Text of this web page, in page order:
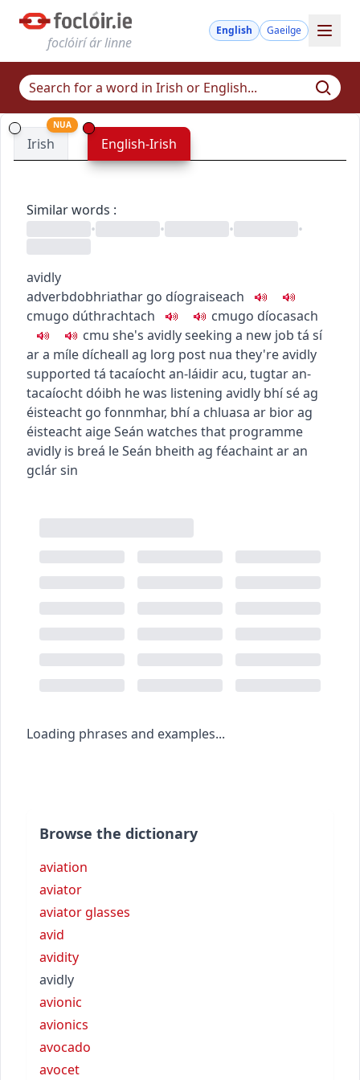
foclóirí ár linne
English Gaeilge
Irish
NUA
English-Irish
Similar words :
•
• • •
avidly
adverbdobhriathar go díograiseach
cmugo dúthrachtach cmugo díocasach
cmu she's avidly seeking a new job tá sí
ar a míle dícheall ag lorg post nua they're avidly
supported tá tacaíocht an-láidir acu, tugtar an-
tacaíocht dóibh he was listening avidly bhí sé ag
éisteacht go fonnmhar, bhí a chluasa ar bior ag
éisteacht aigeSeán watches that programme
avidly is breá le Seán bheith ag féachaint ar an
gclár sin
Loading phrases and examples...
Browse the dictionary
aviation
aviator
aviator glasses
avid
avidity
avidly
avionic
avionics
avocado
avocet